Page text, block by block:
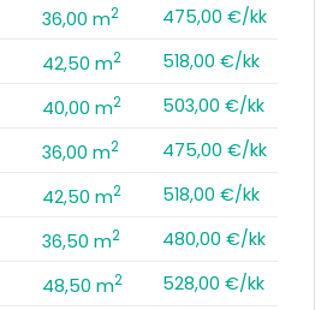
36,00 m2
475,00 €/kk
42,50 m2
518,00 €/kk
40,00 m2
503,00 €/kk
36,00 m2
475,00 €/kk
42,50 m2
518,00 €/kk
36,50 m2
480,00 €/kk
48,50 m2
528,00 €/kk